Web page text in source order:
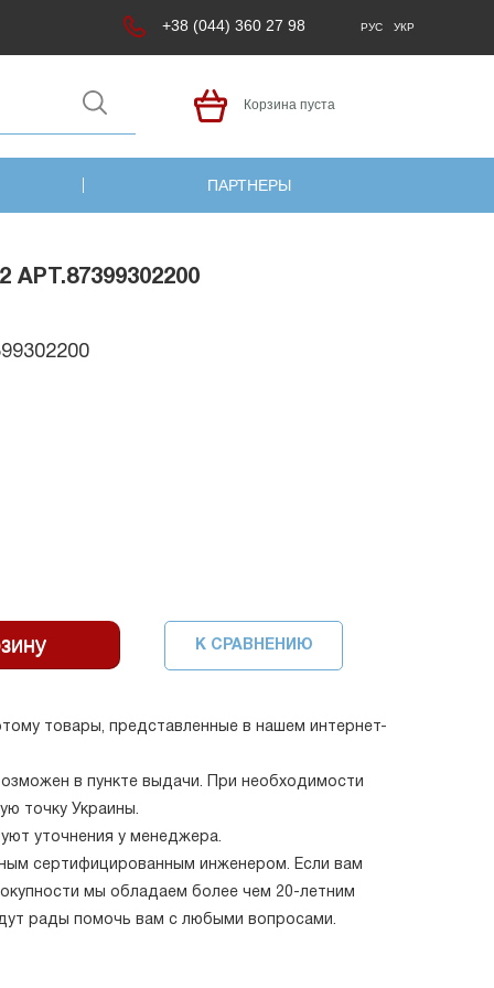
+38 (044) 360 27 98 РУС УКР
Корзина пуста
ПАРТНЕРЫ
К СРАВНЕНИЮ
товары, представленные в нашем интернет-
в пункте выдачи. При необходимости
точку Украины.
уточнения у менеджера.
сертифицированным инженером. Если вам
мы обладаем более чем 20-летним
рады помочь вам с любыми вопросами.